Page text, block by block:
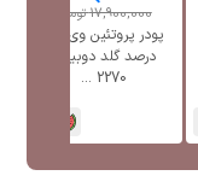
درصد گلد دوبیس
2270 ...
17,900,000تومان